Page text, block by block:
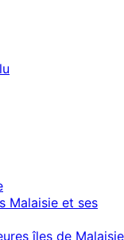
Malaisie et ses
îles de